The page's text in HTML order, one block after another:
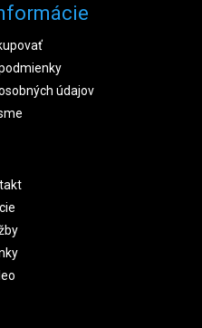
údajov